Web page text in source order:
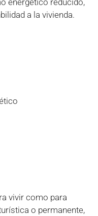
energético reducido,
a la vivienda.
vivir como para
o permanente,